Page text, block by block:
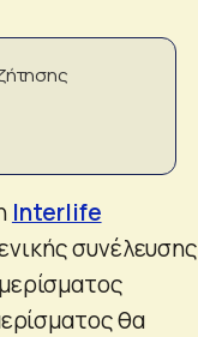
Interlife
συνέλευσης
θα